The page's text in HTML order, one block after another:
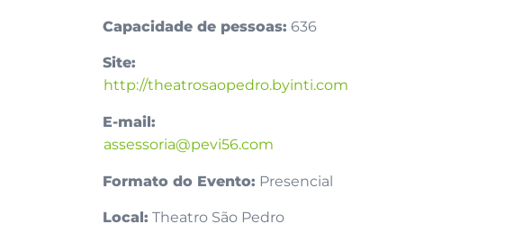
Capacidade de pessoas: 636
Site:
http://theatrosaopedro.byinti.com
E-mail:
assessoria@pevi56.com
Formato do Evento: Presencial
Local: Theatro São Pedro